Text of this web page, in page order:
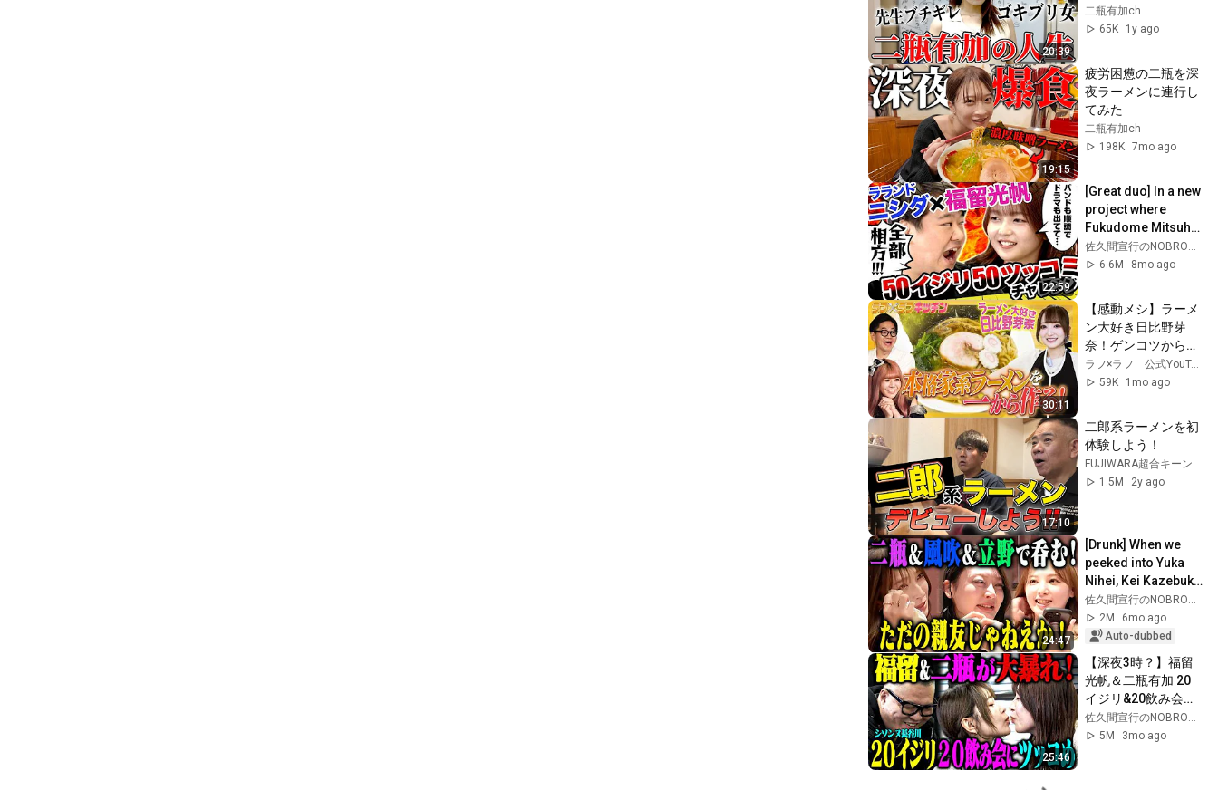
20:39
二瓶有加ch
65K
1y ago
19:15
疲労困憊の二瓶を深
夜ラーメンに連行し
てみた
二瓶有加ch
198K 7mo ago
22:59
[Great duo] In a new
project where
Fukudome Mitsuho
teases and Laland
Nishida quips, they
佐久間宣行のNOBROCK TV
6.6M
8mo ago
30:11
【感動メシ】ラーメ
ン大好き日比野芽
奈！ゲンコツから煮
込み鶏油を取って家
系ラーメンを一から
ンも】
ラフ×ラフ 公式YouTubeチャンネル
59K
1mo ago
17:10
二郎系ラーメンを初
体験しよう！
FUJIWARA超合キーン
1.5M
2y ago
24:47
[Drunk] When we
peeked into Yuka
Nihei, Kei Kazebuki,
and Saki Tateno's
drinking party, we
saw a ...
2M
6mo ago
Auto-dubbed
25:46
【深夜3時？】福留
光帆＆二瓶有加 20
イジリ&20飲み会チ
ャレンジ
5M
3mo ago